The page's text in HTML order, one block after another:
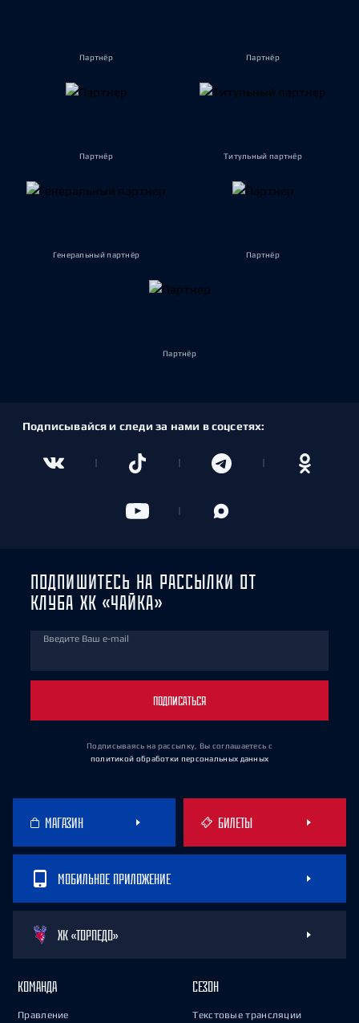
Партнёр Партнёр
Партнёр Титульный партнёр
Генеральный партнёр Партнёр
Партнёр
Подписывайся и следи за нами в соцсетях:
ПОДПИШИТЕСЬ НА РАССЫЛКИ ОТ
КЛУБА ХК «ЧАЙКА»
Введите Ваш e-mail
ПОДПИСАТЬСЯ
Подписываясь на рассылку, Вы соглашаетесь с
политикой обработки персональных данных
МАГАЗИН БИЛЕТЫ
МОБИЛЬНОЕ ПРИЛОЖЕНИЕ
ХК «ТОРПЕДО»
КОМАНДА
Правление
СЕЗОН
Текстовые трансляции